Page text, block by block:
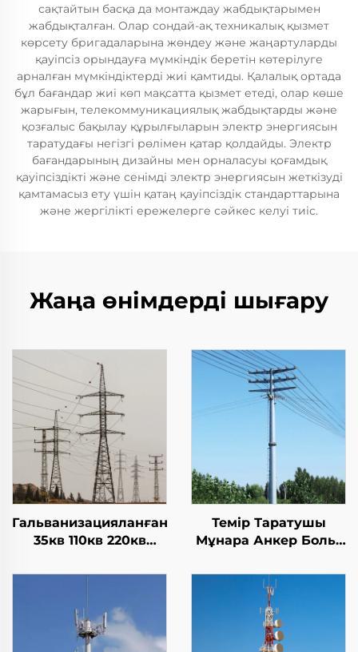
сақтайтын басқа да монтаждау жабдықтарымен
жабдықталған. Олар сондай-ақ техникалық қызмет
көрсету бригадаларына жөндеу және жаңартуларды
қауіпсіз орындауға мүмкіндік беретін көтерілуге
арналған мүмкіндіктерді жиі қамтиды. Қалалық ортада
бұл бағандар жиі көп мақсатта қызмет етеді, олар көше
жарығын, телекоммуникациялық жабдықтарды және
қозғалыс бақылау құрылғыларын электр энергиясын
таратудағы негізгі рөлімен қатар қолдайды. Электр
бағандарының дизайны мен орналасуы қоғамдық
қауіпсіздікті және сенімді электр энергиясын жеткізуді
қамтамасыз ету үшін қатаң қауіпсіздік стандарттарына
және жергілікті ережелерге сәйкес келуі тиіс.
Жаңа өнімдерді шығару
Гальванизацияланған
35кв 110кв 220кв
Кернеулі Электр
Тарататын Латталық
Желі Темір Мұнара
Фабрика бағасы
Темір Таратушы
Мұнара Анкер Больт
& Электроника
Тұтқышы Энергия
Мұнарасы